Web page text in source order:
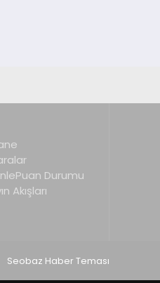
Puan Durumu
Akışları
Seobaz Haber Teması